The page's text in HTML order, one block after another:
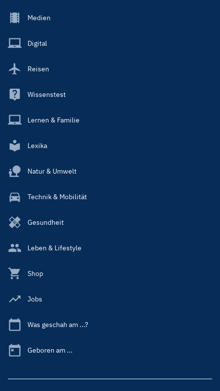
Footer
Main
Medien
Digital
Reisen
Wissenstest
Lernen & Familie
Lexika
Natur & Umwelt
Technik & Mobilität
Gesundheit
Leben & Lifestyle
Shop
Jobs
Was geschah am ...?
Geboren am ...